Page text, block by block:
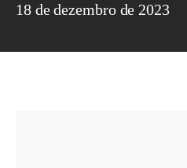
18 de dezembro de 2023